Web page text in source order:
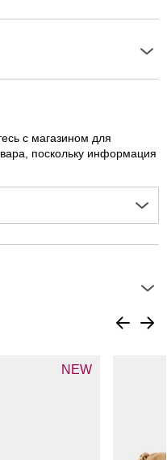
с магазином для
поскольку информация
NEW